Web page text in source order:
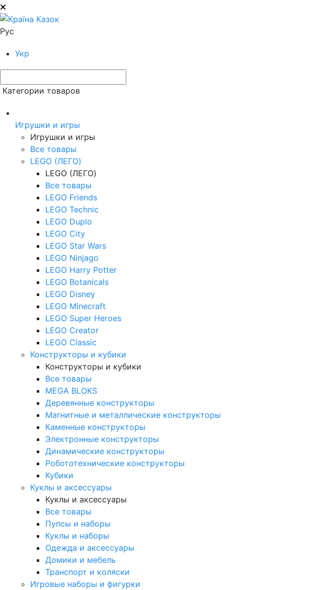
Рус
Укр
Категории товаров
Игрушки и игры
Игрушки и игры
Все товары
LEGO (ЛЕГО)
LEGO (ЛЕГО)
Все товары
LEGO Friends
LEGO Technic
LEGO Duplo
LEGO City
LEGO Star Wars
LEGO Ninjago
LEGO Harry Potter
LEGO Botanicals
LEGO Disney
LEGO Minecraft
LEGO Super Heroes
LEGO Creator
LEGO Classic
Конструкторы и кубики
Конструкторы и кубики
Все товары
MEGA BLOKS
Деревянные конструкторы
Магнитные и металлические конструкторы
Каменные конструкторы
Электронные конструкторы
Динамические конструкторы
Робототехнические конструкторы
Кубики
Куклы и аксессуары
Куклы и аксессуары
Все товары
Пупсы и наборы
Куклы и наборы
Одежда и аксессуары
Домики и мебель
Транспорт и коляски
Игровые наборы и фигурки